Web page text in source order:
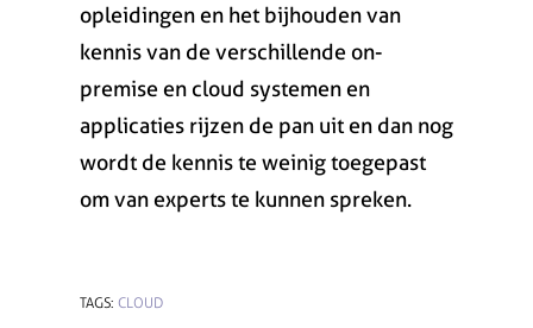
opleidingen en het bijhouden van
kennis van de verschillende on-
premise en cloud systemen en
applicaties rijzen de pan uit en dan nog
wordt de kennis te weinig toegepast
om van experts te kunnen spreken.
TAGS: CLOUD